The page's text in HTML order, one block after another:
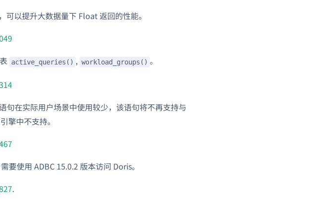
以提升大数据量下 Float 返回的性能。
active_queries() , workload_groups() 。
句在实际用户场景中使用较少，该语句将不再支持与
擎中不支持。
使用 ADBC 15.0.2 版本访问 Doris。
.